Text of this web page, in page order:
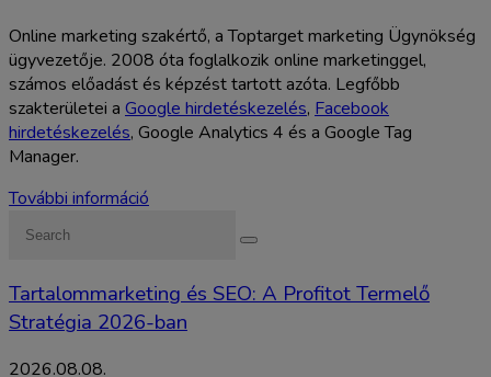
Online marketing szakértő, a Toptarget marketing Ügynökség
ügyvezetője. 2008 óta foglalkozik online marketinggel,
számos előadást és képzést tartott azóta. Legfőbb
szakterületei a Google hirdetéskezelés, Facebook
hirdetéskezelés, Google Analytics 4 és a Google Tag
Manager.
További információ
Tartalommarketing és SEO: A Profitot Termelő
Stratégia 2026-ban
2026.08.08.